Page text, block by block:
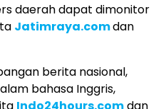
daerah dapat dimonitor
Jatimraya.comdan
berita nasional,
bahasa Inggris,